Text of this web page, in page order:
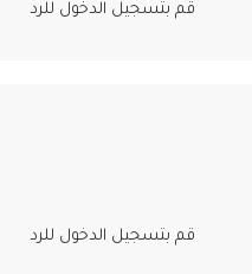
قم بتسجيل الدخول للرد
قم بتسجيل الدخول للرد